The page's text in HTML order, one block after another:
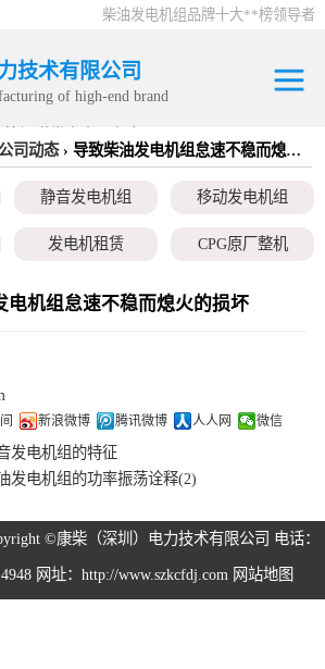
柴油发电机组品牌十大**榜领导者
技术有限公司
of high-end brand
司动态› 导致柴油发电机组怠速不稳而熄火的损坏
静音发电机组 移动发电机组
发电机租赁 CPG原厂整机
电机组怠速不稳而熄火的损坏
新浪微博 腾讯微博 人人网 微信
发电机组的特征
发电机组的功率振荡诠释(2)
©康柴（深圳）电力技术有限公司 电话：
网址：http://www.szkcfdj.com 网站地图